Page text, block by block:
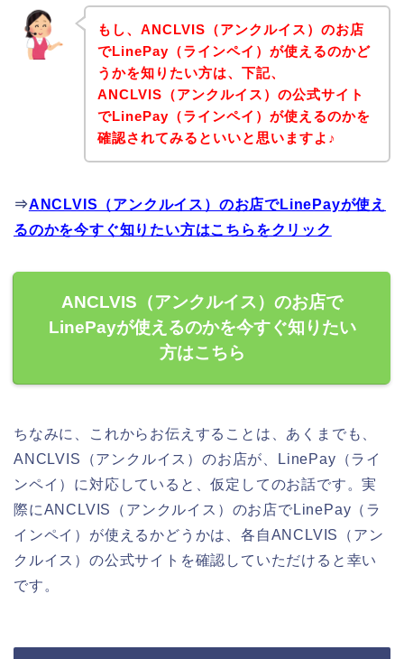
もし、ANCLVIS（アンクルイス）のお店
でLinePay（ラインペイ）が使えるのかど
うかを知りたい方は、下記、
ANCLVIS（アンクルイス）の公式サイト
でLinePay（ラインペイ）が使えるのかを
確認されてみるといいと思いますよ♪
⇒ANCLVIS（アンクルイス）のお店でLinePayが使え
るのかを今すぐ知りたい方はこちらをクリック
ANCLVIS（アンクルイス）のお店で
LinePayが使えるのかを今すぐ知りたい
方はこちら
ちなみに、これからお伝えすることは、あくまでも、
ANCLVIS（アンクルイス）のお店が、LinePay（ライ
ンペイ）に対応していると、仮定してのお話です。実
際にANCLVIS（アンクルイス）のお店でLinePay（ラ
インペイ）が使えるかどうかは、各自ANCLVIS（アン
クルイス）の公式サイトを確認していただけると幸い
です。